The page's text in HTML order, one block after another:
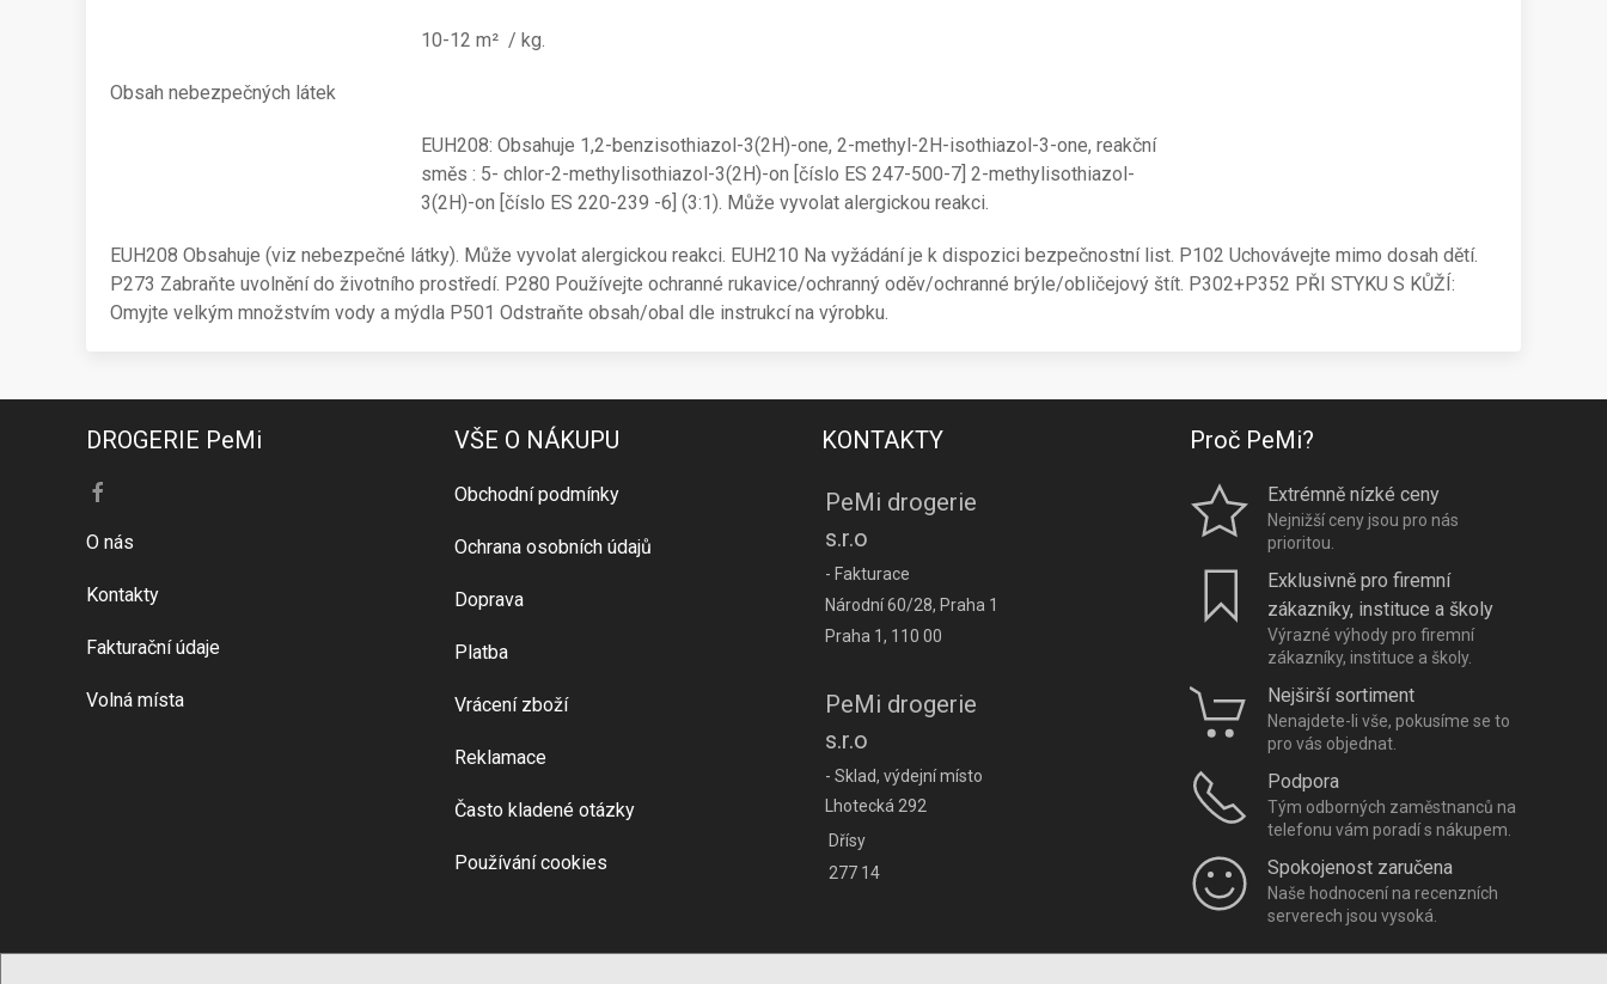
10-12 m² / kg.
Obsah nebezpečných látek
EUH208: Obsahuje 1,2-benzisothiazol-3(2H)-one, 2-methyl-2H-isothiazol-3-one, reakční
směs : 5- chlor-2-methylisothiazol-3(2H)-on [číslo ES 247-500-7] 2-methylisothiazol-
3(2H)-on [číslo ES 220-239 -6] (3:1). Může vyvolat alergickou reakci.
EUH208 Obsahuje (viz nebezpečné látky). Může vyvolat alergickou reakci. EUH210 Na vyžádání je k dispozici bezpečnostní list. P102 Uchovávejte mimo dosah dětí.
P273 Zabraňte uvolnění do životního prostředí. P280 Používejte ochranné rukavice/ochranný oděv/ochranné brýle/obličejový štít. P302+P352 PŘI STYKU S KŮŽÍ:
Omyjte velkým množstvím vody a mýdla P501 Odstraňte obsah/obal dle instrukcí na výrobku.
DROGERIE PeMi
O nás
Kontakty
Fakturační údaje
Volná místa
VŠE O NÁKUPU
Obchodní podmínky
Ochrana osobních údajů
Doprava
Platba
Vrácení zboží
Reklamace
Často kladené otázky
Používání cookies
KONTAKTY
PeMi drogerie
s.r.o
- Fakturace
Národní 60/28, Praha 1
Praha 1, 110 00
PeMi drogerie
s.r.o
- Sklad, výdejní místo
Lhotecká 292
Dřísy
277 14
Proč PeMi?
Extrémně nízké ceny
Nejnižší ceny jsou pro nás
prioritou.
Exklusivně pro firemní
zákazníky, instituce a školy
Výrazné výhody pro firemní
zákazníky, instituce a školy.
Nejširší sortiment
Nenajdete-li vše, pokusíme se to
pro vás objednat.
Podpora
Tým odborných zaměstnanců na
telefonu vám poradí s nákupem.
Spokojenost zaručena
Naše hodnocení na recenzních
serverech jsou vysoká.